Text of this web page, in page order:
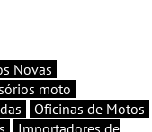
Novas
moto
Oficinas de Motos